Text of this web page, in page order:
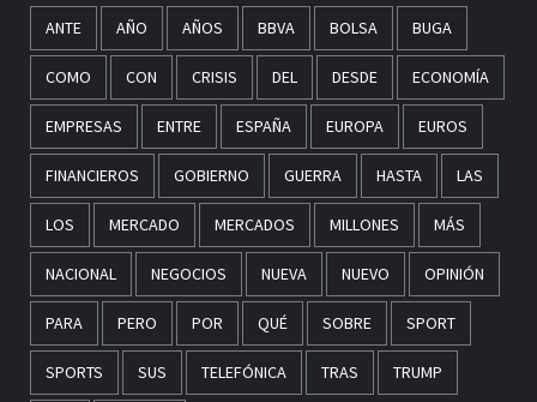
ANTE AÑO AÑOS BBVA BOLSA BUGA
COMO CON CRISIS DEL DESDE ECONOMÍA
EMPRESAS ENTRE ESPAÑA EUROPA EUROS
FINANCIEROS GOBIERNO GUERRA HASTA LAS
LOS MERCADO MERCADOS MILLONES MÁS
NACIONAL NEGOCIOS NUEVA NUEVO OPINIÓN
PARA PERO POR QUÉ SOBRE SPORT
SPORTS SUS TELEFÓNICA TRAS TRUMP